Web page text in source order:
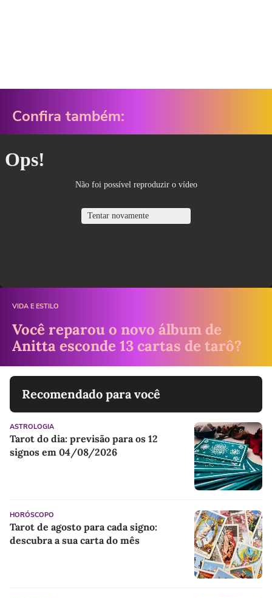
Confira também:
VIDA E ESTILO
Você reparou o novo álbum de
Anitta esconde 13 cartas de tarô?
Recomendado para você
ASTROLOGIA
Tarot do dia: previsão para os 12
signos em 04/08/2026
HORÓSCOPO
Tarot de agosto para cada signo:
descubra a sua carta do mês